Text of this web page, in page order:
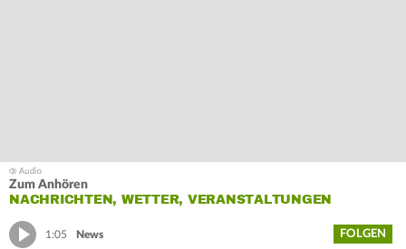
Zum Anhören
NACHRICHTEN, WETTER, VERANSTALTUNGEN
1:05 News FOLGEN